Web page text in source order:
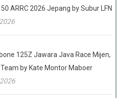
ARRC 2026 Jepang by Subur LFN
125Z Jawara Java Race Mijen,
by Kate Montor Maboer